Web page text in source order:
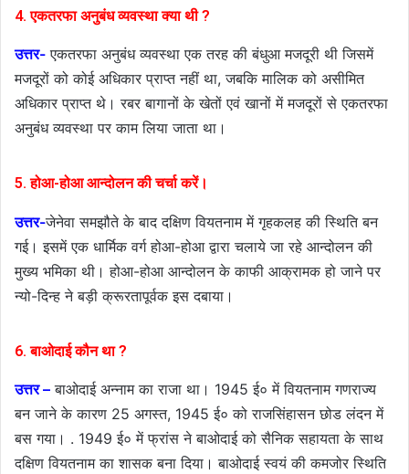
4. एकतरफा अनुबंध व्यवस्था क्या थी ?
उत्तर- एकतरफा अनुबंध व्यवस्था एक तरह की बंधुआ मजदूरी थी जिसमें
मजदूरों को कोई अधिकार प्राप्त नहीं था, जबकि मालिक को असीमित
अधिकार प्राप्त थे। रबर बागानों के खेतों एवं खानों में मजदूरों से एकतरफा
अनुबंध व्यवस्था पर काम लिया जाता था।
5. होआ-होआ आन्दोलन की चर्चा करें।
उत्तर-जेनेवा समझौते के बाद दक्षिण वियतनाम में गृहकलह की स्थिति बन
गई। इसमें एक धार्मिक वर्ग होआ-होआ द्वारा चलाये जा रहे आन्दोलन की
मुख्य भमिका थी। होआ-होआ आन्दोलन के काफी आक्रामक हो जाने पर
न्यो-दिन्ह ने बड़ी क्रूरतापूर्वक इस दबाया।
6. बाओदाई कौन था ?
उत्तर – बाओदाई अन्नाम का राजा था। 1945 ई० में वियतनाम गणराज्य
बन जाने के कारण 25 अगस्त, 1945 ई० को राजसिंहासन छोड लंदन में
बस गया। . 1949 ई० में फ्रांस ने बाओदाई को सैनिक सहायता के साथ
दक्षिण वियतनाम का शासक बना दिया। बाओदाई स्वयं की कमजोर स्थिति